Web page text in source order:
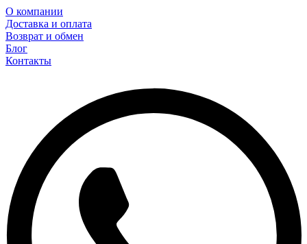
О компании
Доставка и оплата
Возврат и обмен
Блог
Контакты